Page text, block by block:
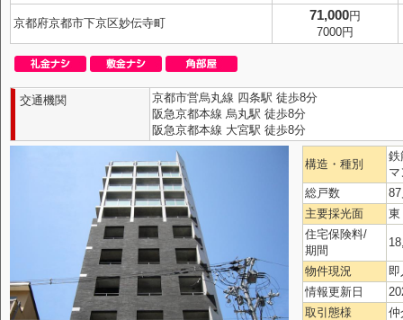
京都府京都市下京区妙伝寺町
71,000円
7000円
交通機関
京都市営烏丸線 四条駅 徒歩8分
阪急京都本線 烏丸駅 徒歩8分
阪急京都本線 大宮駅 徒歩8分
構造・種別
鉄
総戸数
主要採光面
東
住宅保険料/
期間
物件現況
情報更新日
取引態様
仲